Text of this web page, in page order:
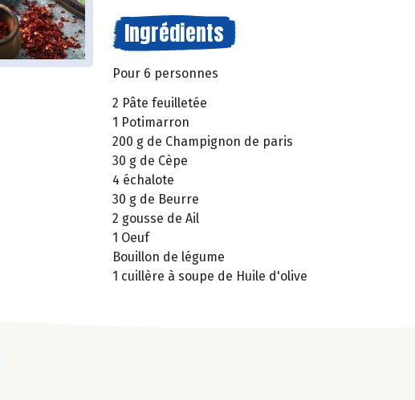
Ingrédients
Pour 6 personnes
2 Pâte feuilletée
1 Potimarron
200 g de Champignon de paris
30 g de Cèpe
4 échalote
30 g de Beurre
2 gousse de Ail
1 Oeuf
Bouillon de légume
1 cuillère à soupe de Huile d'olive